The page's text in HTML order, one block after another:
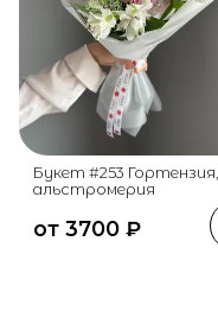
Букет #253 Гортензия,
альстромерия
от 3700 ₽